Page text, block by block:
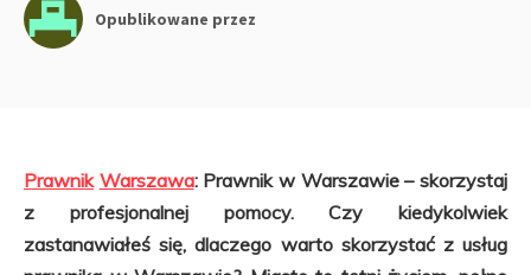
Opublikowane przez
Prawnik Warszawa: Prawnik w Warszawie – skorzystaj
z profesjonalnej pomocy. Czy kiedykolwiek
zastanawiałeś się, dlaczego warto skorzystać z usług